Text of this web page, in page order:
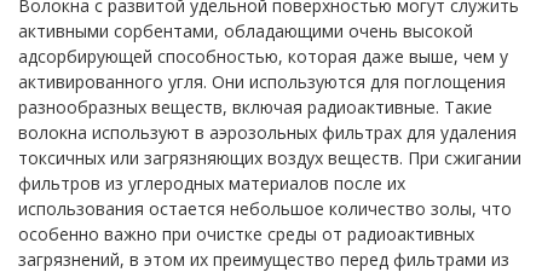
Волокна с развитой удельной поверхностью могут служить
активными сорбентами, обладающими очень высокой
адсорбирующей способностью, которая даже выше, чем у
активированного угля. Они используются для поглощения
разнообразных веществ, включая радиоактивные. Такие
волокна используют в аэрозольных фильтрах для удаления
токсичных или загрязняющих воздух веществ. При сжигании
фильтров из углеродных материалов после их
использования остается небольшое количество золы, что
особенно важно при очистке среды от радиоактивных
загрязнений, в этом их преимущество перед фильтрами из